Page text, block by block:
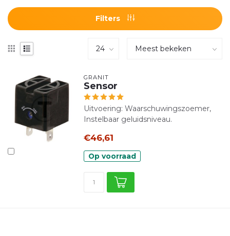
Filters
GRANIT
Sensor
Uitvoering: Waarschuwingszoemer,
Instelbaar geluidsniveau.
€46,61
Op voorraad